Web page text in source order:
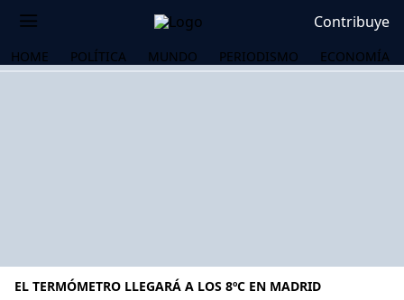
Contribuye
HOME POLÍTICA MUNDO PERIODISMO ECONOMÍA
EL TERMÓMETRO LLEGARÁ A LOS 8ºC EN MADRID